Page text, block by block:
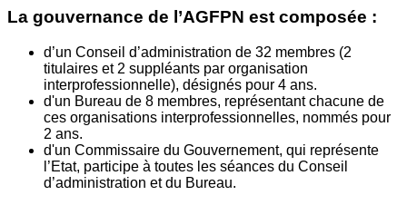
La gouvernance de l’AGFPN est composée :
d’un Conseil d’administration de 32 membres (2
titulaires et 2 suppléants par organisation
interprofessionnelle), désignés pour 4 ans.
d'un Bureau de 8 membres, représentant chacune de
ces organisations interprofessionnelles, nommés pour
2 ans.
d'un Commissaire du Gouvernement, qui représente
l’Etat, participe à toutes les séances du Conseil
d’administration et du Bureau.